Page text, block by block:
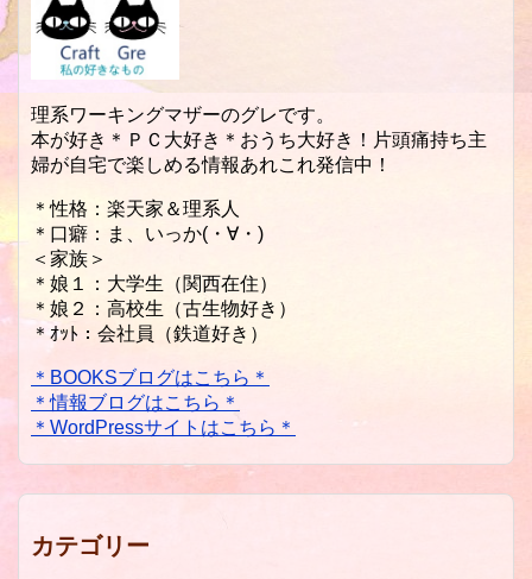
理系ワーキングマザーのグレです。
本が好き＊ＰＣ大好き＊おうち大好き！片頭痛持ち主
婦が自宅で楽しめる情報あれこれ発信中！
＊性格：楽天家＆理系人
＊口癖：ま、いっか(・∀・)
＜家族＞
＊娘１：大学生（関西在住）
＊娘２：高校生（古生物好き）
＊ｵｯﾄ：会社員（鉄道好き）
＊BOOKSブログはこちら＊
＊情報ブログはこちら＊
＊WordPressサイトはこちら＊
カテゴリー